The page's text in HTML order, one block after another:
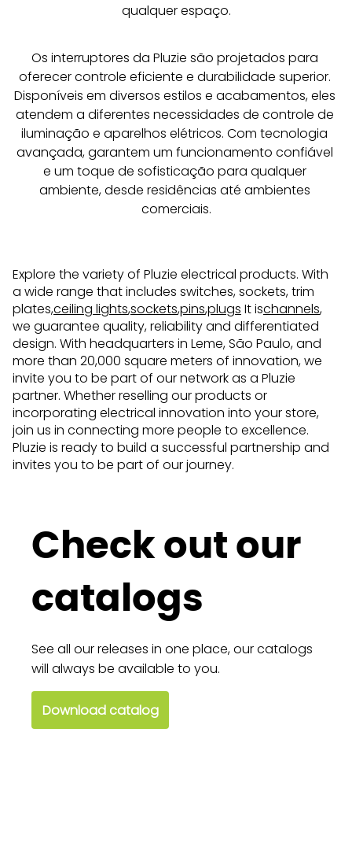
qualquer espaço.
Os interruptores da Pluzie são projetados para
oferecer controle eficiente e durabilidade superior.
Disponíveis em diversos estilos e acabamentos, eles
atendem a diferentes necessidades de controle de
iluminação e aparelhos elétricos. Com tecnologia
avançada, garantem um funcionamento confiável
e um toque de sofisticação para qualquer
ambiente, desde residências até ambientes
comerciais.
Explore the variety of Pluzie electrical products. With
a wide range that includes switches, sockets, trim
plates,ceiling lights,sockets,pins,plugs It ischannels,
we guarantee quality, reliability and differentiated
design. With headquarters in Leme, São Paulo, and
more than 20,000 square meters of innovation, we
invite you to be part of our network as a Pluzie
partner. Whether reselling our products or
incorporating electrical innovation into your store,
join us in connecting more people to excellence.
Pluzie is ready to build a successful partnership and
invites you to be part of our journey.
Check out our
catalogs
See all our releases in one place, our catalogs
will always be available to you.
Download catalog